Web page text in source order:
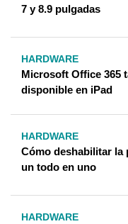
7 y 8.9 pulgadas
HARDWARE
Microsoft Office 365
disponible en iPad
HARDWARE
Cómo deshabilitar la
un todo en uno
HARDWARE